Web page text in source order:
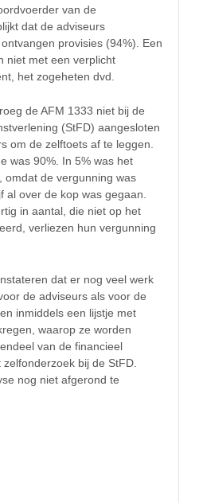
van de
dat de adviseurs
provisies (94%). Een
niet met een verplicht
het zogeheten dvd.
de AFM 1333 niet bij de
(StFD) aangesloten
om de zelftoets af te leggen.
was 90%. In 5% was het
omdat de vergunning was
al over de kop was gegaan.
in aantal, die niet op het
verliezen hun vergunning
dat er nog veel werk
de adviseurs als voor de
inmiddels een lijstje met
waarop ze worden
van de financieel
bij de StFD.
nog niet afgerond te